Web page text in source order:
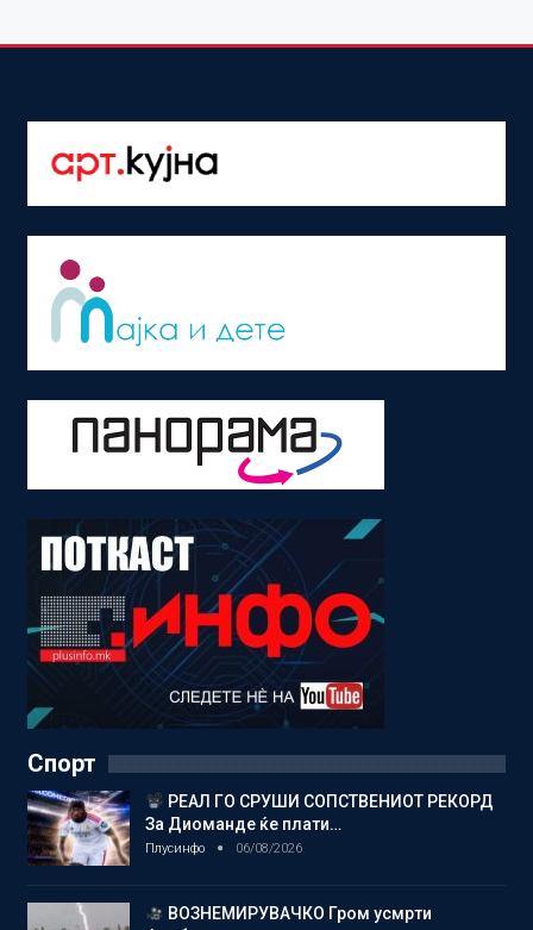
Спорт
РЕАЛ ГО СРУШИ СОПСТВЕНИОТ РЕКОРД
За Диоманде ќе плати…
Плусинфо 06/08/2026
ВОЗНЕМИРУВАЧКО Гром усмрти